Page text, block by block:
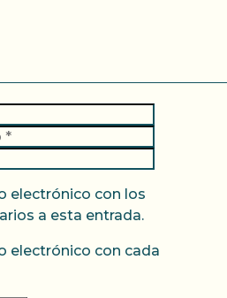
electrónico con los
a esta entrada.
electrónico con cada